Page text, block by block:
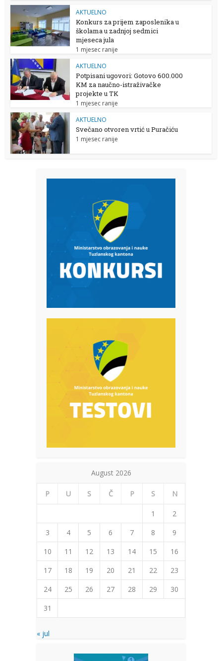
AKTUELNO
Konkurs za prijem zaposlenika u
školama u zadnjoj sedmici
mjeseca jula
1 mjesec ranije
AKTUELNO
Potpisani ugovori: Gotovo 600.000
KM za naučno-istraživačke
projekte u TK
1 mjesec ranije
AKTUELNO
Svečano otvoren vrtić u Puračiću
1 mjesec ranije
August 2026
P U S Č P S N
1
2
3
4 5 6 7 8
9
10
11 12 13 14 15
16
17
18 19 20 21 22
23
24
25 26 27 28 29
30
31
« jul